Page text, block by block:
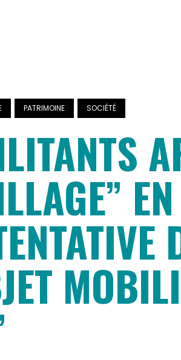
PATRIMOINE SOCIÉTÉ